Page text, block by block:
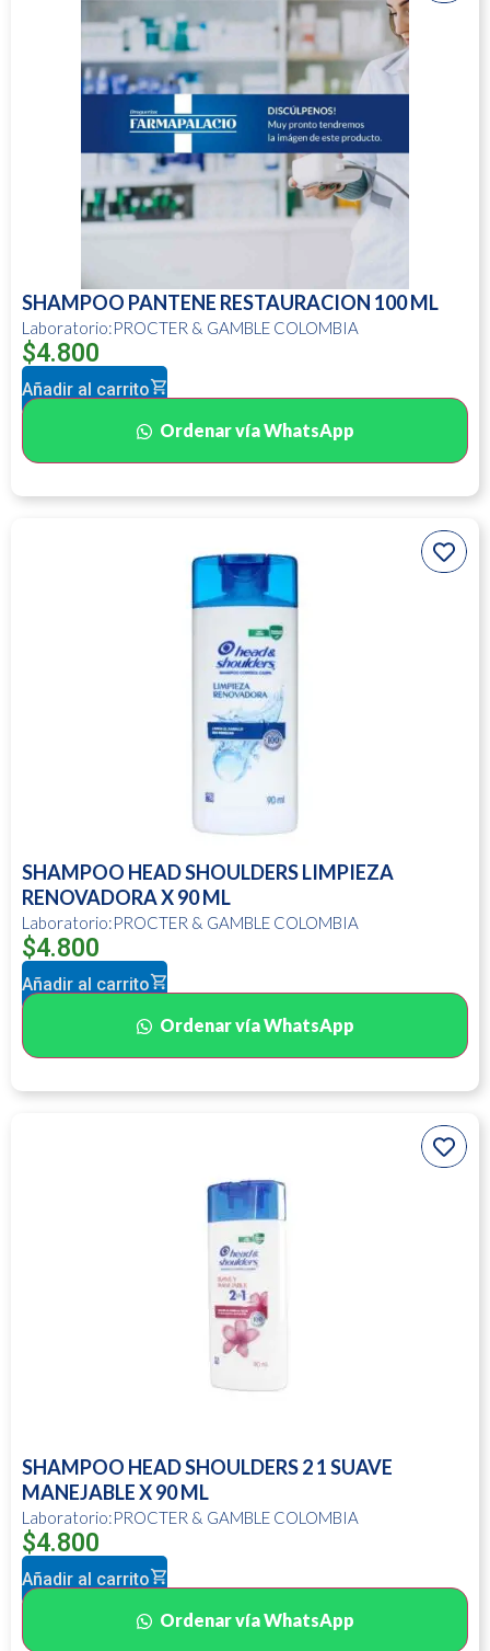
SHAMPOO PANTENE RESTAURACION 100 ML
Laboratorio:PROCTER & GAMBLE COLOMBIA
$4.800
Añadir al carrito
Ordenar vía WhatsApp
SHAMPOO HEAD SHOULDERS LIMPIEZA
RENOVADORA X 90 ML
Laboratorio:PROCTER & GAMBLE COLOMBIA
$4.800
Añadir al carrito
Ordenar vía WhatsApp
SHAMPOO HEAD SHOULDERS 2 1 SUAVE
MANEJABLE X 90 ML
Laboratorio:PROCTER & GAMBLE COLOMBIA
$4.800
Añadir al carrito
Ordenar vía WhatsApp